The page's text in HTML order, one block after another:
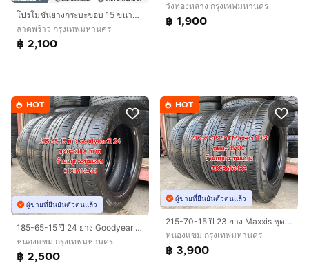
โปรโมชันยางกระบะขอบ 15 ขนาด 215 70 R15 ยางใหม่ ลายสวย หน้านก หน้ากว้าง รับน้ำหนัก ทนทาน พร้อมใช้งาน
ลาดพร้าว กรุงเทพมหานคร
฿ 2,100
วังทองหลาง กรุงเทพมหานคร
฿ 1,900
HOT
ผู้ขายที่ยืนยันตัวตนแล้ว
185-65-15 ปี 24 ยาง Goodyear ชุด 4 เส้น 2800 บาท 185-60-15 ปี 23/3 ปี22/1 ยาง Goodyear ชุด 4 เส้น 2500 บาทสภาพยางสวยดอกเต็มๆนุ่มๆ ไม่บวม
หนองแขม กรุงเทพมหานคร
฿ 2,500
HOT
ผู้ขายที่ยืนยันตัวตนแล้ว
215-70-15 ปี 23 ยาง Maxxis ชุด 4 เส้น 3900 บาทสภาพยางสวยดอกเต็มๆนุ่มๆ ไม่บวมไม่กินข้างวิ่งใช้งานได้อีกยาวๆ รับประกันยาง 14 วัน
หนองแขม กรุงเทพมหานคร
฿ 3,900